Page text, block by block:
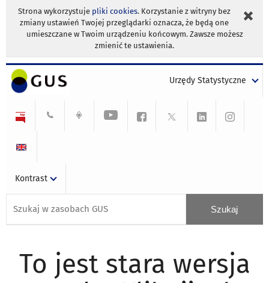
Strona wykorzystuje pliki cookies. Korzystanie z witryny bez
zmiany ustawień Twojej przeglądarki oznacza, że będą one
umieszczane w Twoim urządzeniu końcowym. Zawsze możesz
zmienić te ustawienia.
Urzędy Statystyczne
Kontrast
To jest stara wersja